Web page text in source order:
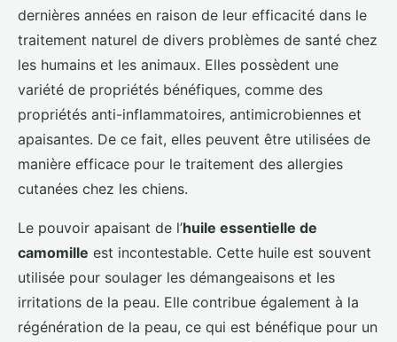
dernières années en raison de leur efficacité dans le
traitement naturel de divers problèmes de santé chez
les humains et les animaux. Elles possèdent une
variété de propriétés bénéfiques, comme des
propriétés anti-inflammatoires, antimicrobiennes et
apaisantes. De ce fait, elles peuvent être utilisées de
manière efficace pour le traitement des allergies
cutanées chez les chiens.
Le pouvoir apaisant de l’huile essentielle de
camomille est incontestable. Cette huile est souvent
utilisée pour soulager les démangeaisons et les
irritations de la peau. Elle contribue également à la
régénération de la peau, ce qui est bénéfique pour un